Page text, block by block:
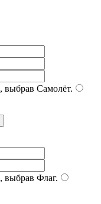
выбрав Самолёт.
выбрав Флаг.